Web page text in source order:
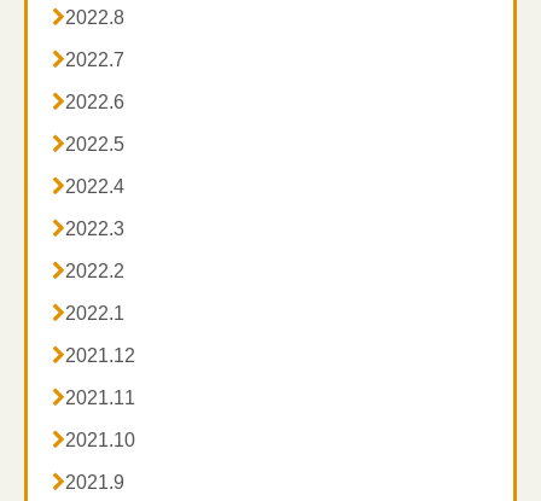
2022.8
2022.7
2022.6
2022.5
2022.4
2022.3
2022.2
2022.1
2021.12
2021.11
2021.10
2021.9